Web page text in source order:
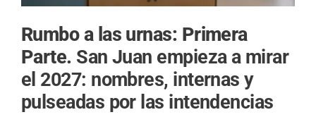
Rumbo a las urnas: Primera
Parte. San Juan empieza a mirar
el 2027: nombres, internas y
pulseadas por las intendencias